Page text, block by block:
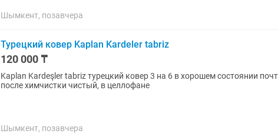
Шымкент, позавчера
Турецкий ковер Kaplan Kardeler tabriz
120 000 ₸
Kaplan Kardeşler tabriz турецкий ковер 3 на 6 в хорошем состоянии
после химчистки чистый, в целлофане
Шымкент, позавчера